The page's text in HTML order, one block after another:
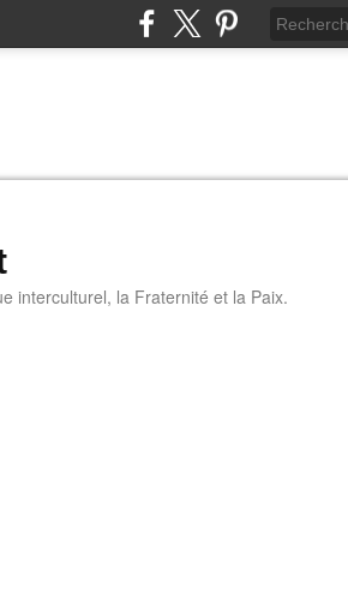
interculturel, la Fraternité et la Paix.